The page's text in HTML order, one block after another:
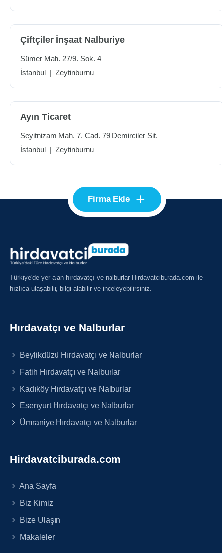
Çiftçiler İnşaat Nalburiye
Sümer Mah. 27/9. Sok. 4
İstanbul | Zeytinburnu
Ayın Ticaret
Seyitnizam Mah. 7. Cad. 79 Demirciler Sit.
İstanbul | Zeytinburnu
Firma Ekle +
Türkiye'de yer alan hırdavatçı ve nalburlar Hirdavatciburada.com ile
hızlıca ulaşabilir, bilgi alabilir ve inceleyebilirsiniz.
Hırdavatçı ve Nalburlar
Beylikdüzü Hırdavatçı ve Nalburlar
Fatih Hırdavatçı ve Nalburlar
Kadıköy Hırdavatçı ve Nalburlar
Esenyurt Hırdavatçı ve Nalburlar
Ümraniye Hırdavatçı ve Nalburlar
Hirdavatciburada.com
Ana Sayfa
Biz Kimiz
Bize Ulaşın
Makaleler